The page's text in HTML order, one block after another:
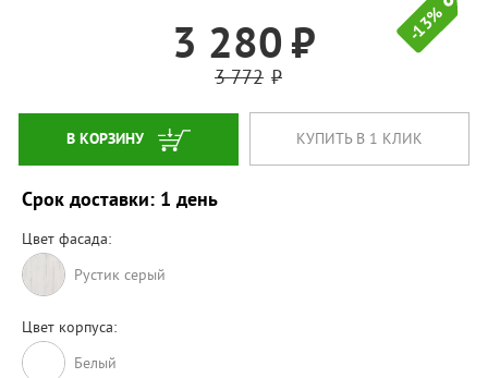
-13%
3 280
3 772
В КОРЗИНУ КУПИТЬ В 1 КЛИК
Срок доставки: 1 день
Цвет фасада:
Рустик серый
Цвет корпуса:
Белый